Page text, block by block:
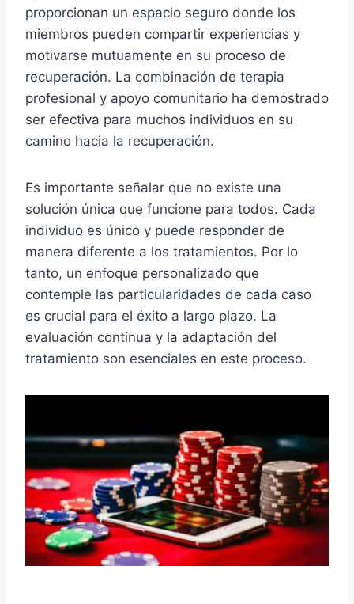
proporcionan un espacio seguro donde los
miembros pueden compartir experiencias y
motivarse mutuamente en su proceso de
recuperación. La combinación de terapia
profesional y apoyo comunitario ha demostrado
ser efectiva para muchos individuos en su
camino hacia la recuperación.
Es importante señalar que no existe una
solución única que funcione para todos. Cada
individuo es único y puede responder de
manera diferente a los tratamientos. Por lo
tanto, un enfoque personalizado que
contemple las particularidades de cada caso
es crucial para el éxito a largo plazo. La
evaluación continua y la adaptación del
tratamiento son esenciales en este proceso.